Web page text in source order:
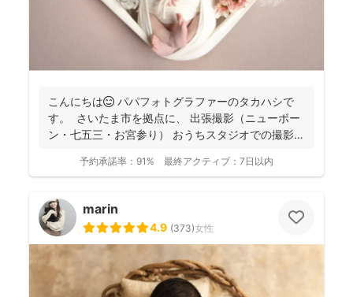
こんにちは😊 パパフォトグラファーのタカハシで
す。 さいたま市を拠点に、 出張撮影（ニューボー
ン・七五三・お宮参り） おうちスタジオでの撮影
予約承諾率： 91% 最終アクティブ： 7日以内
marin
4.9 (373)女性